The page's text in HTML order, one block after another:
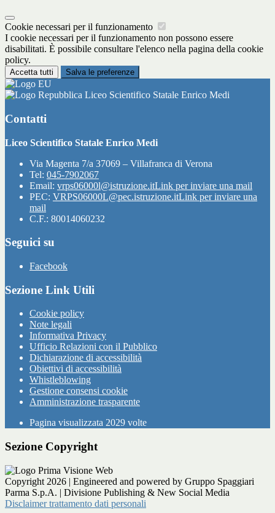
Cookie necessari per il funzionamento
I cookie necessari per il funzionamento non possono essere
disabilitati. È possibile consultare l'elenco nella pagina della cookie
policy.
Accetta tutti Salva le preferenze
Liceo Scientifico Statale Enrico Medi
Contatti
Liceo Scientifico Statale Enrico Medi
Via Magenta 7/a 37069 – Villafranca di Verona
Tel: 045-7902067
Email: vrps06000l@istruzione.itLink per inviare una mail
PEC: VRPS06000L@pec.istruzione.itLink per inviare una
mail
C.F.: 80014060232
Seguici su
Facebook
Sezione Link Utili
Cookie policy
Note legali
Informativa Privacy
Ufficio Relazioni con il Pubblico
Dichiarazione di accessibilità
Obiettivi di accessibilità
Whistleblowing
Gestione consensi cookie
Amministrazione trasparente
Pagina visualizzata 2029 volte
Sezione Copyright
Copyright 2026 | Engineered and powered by Gruppo Spaggiari
Parma S.p.A. | Divisione Publishing & New Social Media
Disclaimer trattamento dati personali